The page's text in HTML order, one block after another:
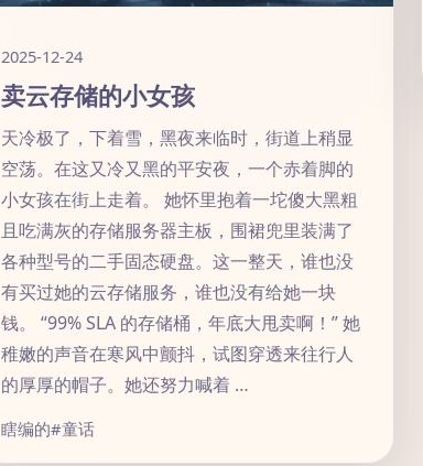
2025-12-24
卖云存储的小女孩
天冷极了，下着雪，黑夜来临时，街道上稍显
空荡。在这又冷又黑的平安夜，一个赤着脚的
小女孩在街上走着。 她怀里抱着一坨傻大黑粗
且吃满灰的存储服务器主板，围裙兜里装满了
各种型号的二手固态硬盘。这一整天，谁也没
有买过她的云存储服务，谁也没有给她一块
钱。 “99% SLA 的存储桶，年底大甩卖啊！” 她
稚嫩的声音在寒风中颤抖，试图穿透来往行人
的厚厚的帽子。她还努力喊着 …
瞎编的#童话